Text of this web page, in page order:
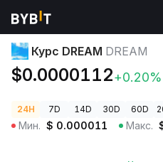
Цены криптовалют Курс DREAM
Курс DREAM DREAM
$0.0000112+0.20%
24H 7D 14D 30D 60D
Мин. $ 0.000011 Макс.